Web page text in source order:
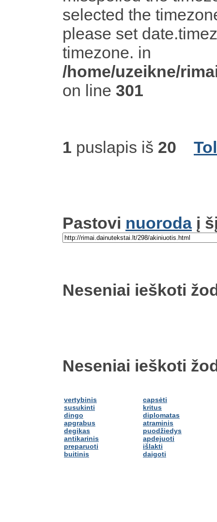
selected the
please set
timezone. in
/home/uzeikne/
on line 301
1 puslapis iš 20
Pastovi nuorodaį
Neseniai ieškoti
Neseniai ieškoti
vertybinis
susukinti
dingo
apgrabus
degikas
antikarinis
preparuoti
buitinis
capsėti
kritus
diplomatas
atraminis
puodžiedys
apdejuoti
išlakti
daigoti